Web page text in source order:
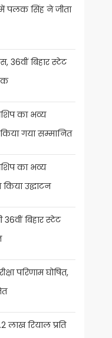
में पलक सिंह ने जीता
36वीं बिहार स्टेट
का भव्य
गया सम्मानित
का भव्य
उद्घाटन
बिहार स्टेट
परिणाम घोषित,
लाख रियाल प्रति